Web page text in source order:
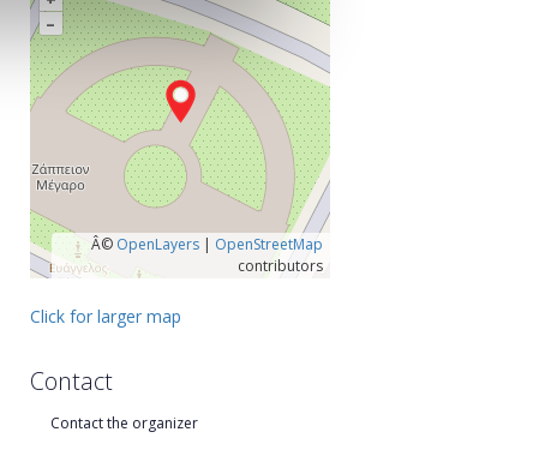
–
Â© OpenLayers| OpenStreetMap
contributors
Click for larger map
Contact
Contact the organizer